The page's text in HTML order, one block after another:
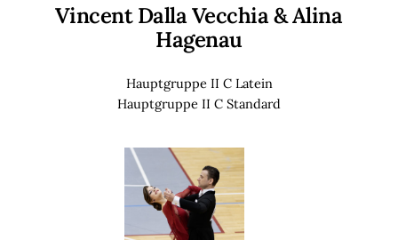
Vincent Dalla Vecchia & Alina
Hagenau
Hauptgruppe II C Latein
Hauptgruppe II C Standard